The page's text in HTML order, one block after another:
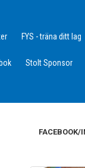
FYS - träna ditt lag
Stolt Sponsor
FACEBOOK/